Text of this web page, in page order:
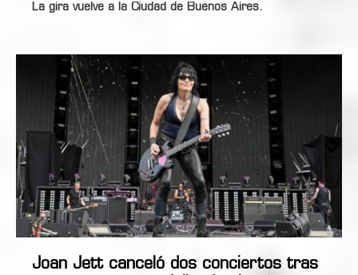
La gira vuelve a la Ciudad de Buenos Aires.
Joan Jett canceló dos conciertos tras